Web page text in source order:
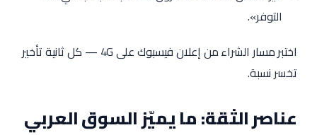
التوفر».
اختبر مسار الشراء من إعلان فيسبوك على 4G — كل ثانية تأخير
تخسر نسبة.
عناصر الثقة: ما يميّز السوق العربي